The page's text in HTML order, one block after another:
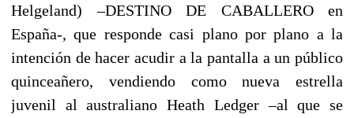
Helgeland) –DESTINO DE CABALLERO en
España-, que responde casi plano por plano a la
intención de hacer acudir a la pantalla a un público
quinceañero, vendiendo como nueva estrella
juvenil al australiano Heath Ledger –al que se